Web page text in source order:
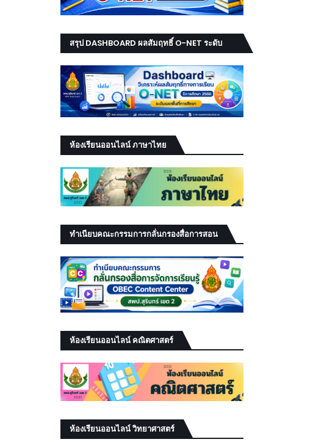
สรุป DASHBOARD ผลสัมฤทธิ์ O-NET ระดับ
เขต
ห้องเรียนออนไลน์ ภาษาไทย
ทำเนียบคณะกรรมการกลั่นกรองสื่อการสอน
ห้องเรียนออนไลน์ คณิตศาสตร์
ห้องเรียนออนไลน์ วิทยาศาสตร์